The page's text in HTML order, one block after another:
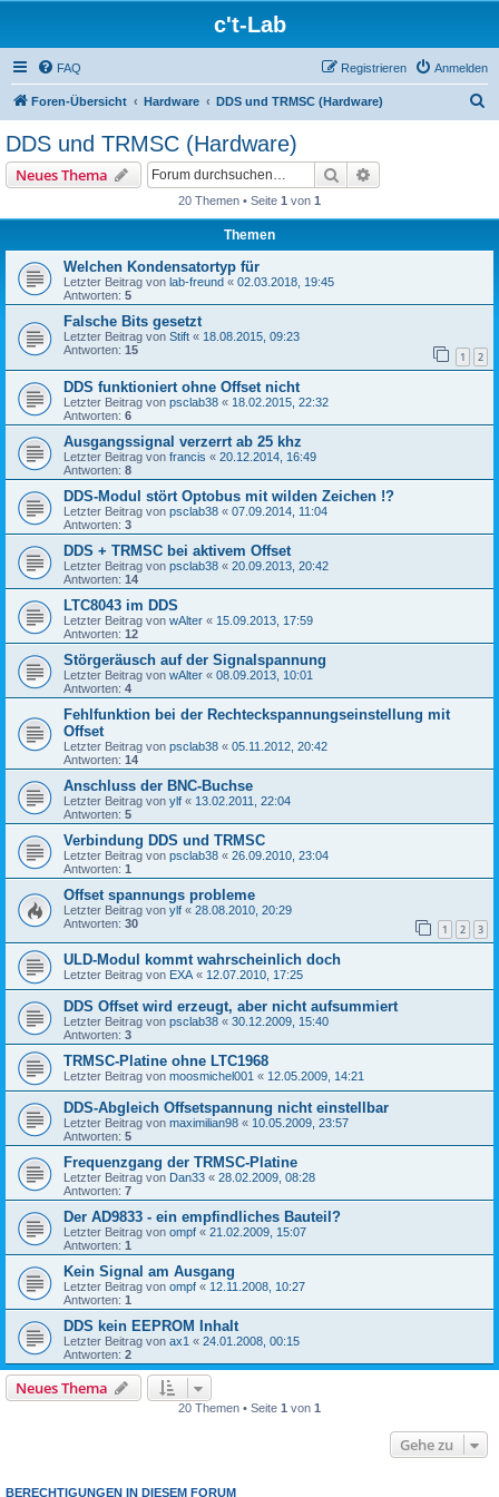
c't-Lab
FAQ Anmelden
Registrieren
Foren-Übersicht Hardware DDS und TRMSC (Hardware)
DDS und TRMSC (Hardware)
Neues Thema Suche
20 Themen • Seite 1 von 1
Themen
Welchen Kondensatortyp für
Letzter Beitrag von lab-freund « 02.03.2018, 19:45
Antworten: 5
Falsche Bits gesetzt
Letzter Beitrag von Stift « 18.08.2015, 09:23
Antworten: 15 1 2
DDS funktioniert ohne Offset nicht
Letzter Beitrag von psclab38 « 18.02.2015, 22:32
Antworten: 6
Ausgangssignal verzerrt ab 25 khz
Letzter Beitrag von francis « 20.12.2014, 16:49
Antworten: 8
DDS-Modul stört Optobus mit wilden Zeichen !?
Letzter Beitrag von psclab38 « 07.09.2014, 11:04
Antworten: 3
DDS + TRMSC bei aktivem Offset
Letzter Beitrag von psclab38 « 20.09.2013, 20:42
Antworten: 14
LTC8043 im DDS
Letzter Beitrag von wAlter « 15.09.2013, 17:59
Antworten: 12
Störgeräusch auf der Signalspannung
Letzter Beitrag von wAlter « 08.09.2013, 10:01
Antworten: 4
Fehlfunktion bei der Rechteckspannungseinstellung mit
Offset
Letzter Beitrag von psclab38 « 05.11.2012, 20:42
Antworten: 14
Anschluss der BNC-Buchse
Letzter Beitrag von ylf « 13.02.2011, 22:04
Antworten: 5
Verbindung DDS und TRMSC
Letzter Beitrag von psclab38 « 26.09.2010, 23:04
Antworten: 1
Offset spannungs probleme
Letzter Beitrag von ylf « 28.08.2010, 20:29
Antworten: 30 1 2 3
ULD-Modul kommt wahrscheinlich doch
Letzter Beitrag von EXA « 12.07.2010, 17:25
DDS Offset wird erzeugt, aber nicht aufsummiert
Letzter Beitrag von psclab38 « 30.12.2009, 15:40
Antworten: 3
TRMSC-Platine ohne LTC1968
Letzter Beitrag von moosmichel001 « 12.05.2009, 14:21
DDS-Abgleich Offsetspannung nicht einstellbar
Letzter Beitrag von maximilian98 « 10.05.2009, 23:57
Antworten: 5
Frequenzgang der TRMSC-Platine
Letzter Beitrag von Dan33 « 28.02.2009, 08:28
Antworten: 7
Der AD9833 - ein empfindliches Bauteil?
Letzter Beitrag von ompf « 21.02.2009, 15:07
Antworten: 1
Kein Signal am Ausgang
Letzter Beitrag von ompf « 12.11.2008, 10:27
Antworten: 1
DDS kein EEPROM Inhalt
Letzter Beitrag von ax1 « 24.01.2008, 00:15
Antworten: 2
Neues Thema
20 Themen • Seite 1 von 1
Gehe zu
BERECHTIGUNGEN IN DIESEM FORUM